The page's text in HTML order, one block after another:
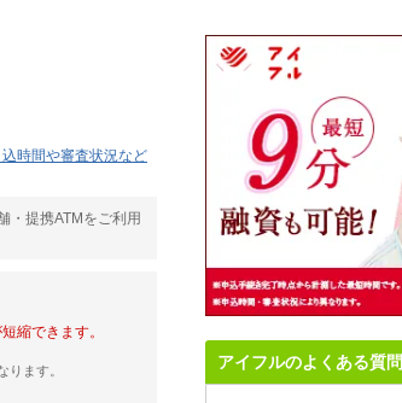
時間や審査状況など
・提携ATMをご利用
縮できます。
ます。 アイフルのよくある質問